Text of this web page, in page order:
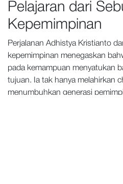
Pelajaran dari
Kepemimpinan
Perjalanan Adhistya Kristianto
kepemimpinan menegaskan
pada kemampuan menyatukan
tujuan. Ia tak hanya melahirkan
menumbuhkan generasi